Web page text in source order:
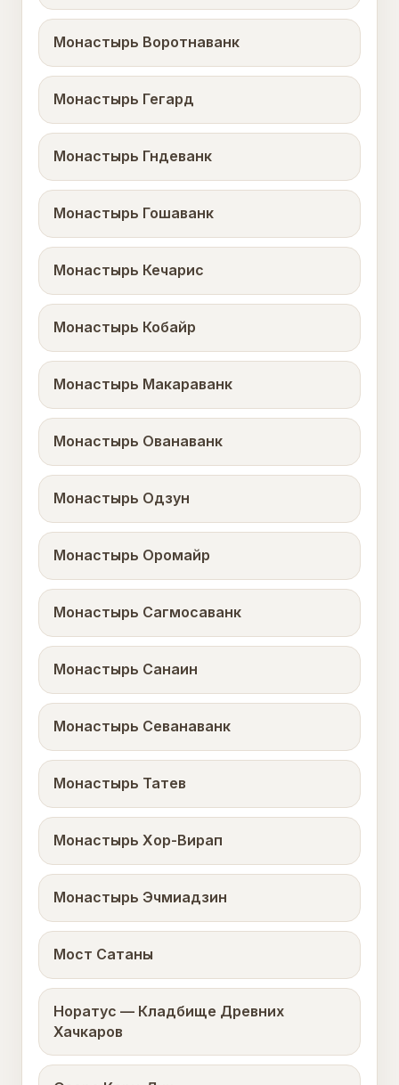
Монастырь Воротнаванк
Монастырь Гегард
Монастырь Гндеванк
Монастырь Гошаванк
Монастырь Кечарис
Монастырь Кобайр
Монастырь Макараванк
Монастырь Ованаванк
Монастырь Одзун
Монастырь Оромайр
Монастырь Сагмосаванк
Монастырь Санаин
Монастырь Севанаванк
Монастырь Татев
Монастырь Хор-Вирап
Монастырь Эчмиадзин
Мост Сатаны
Норатус — Кладбище Древних
Хачкаров